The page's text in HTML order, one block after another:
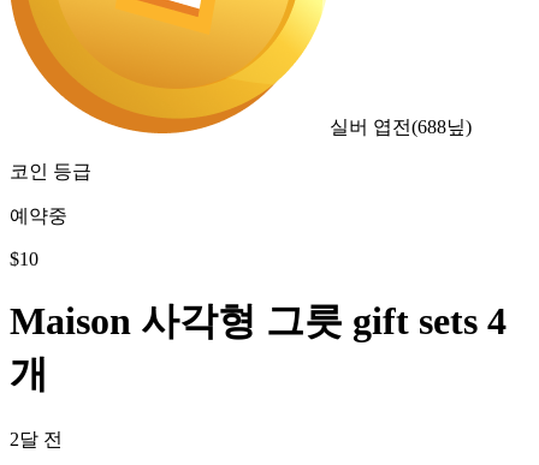
실버 엽전(688닢)
코인 등급
예약중
$10
Maison 사각형 그릇 gift sets 4
개
2달 전